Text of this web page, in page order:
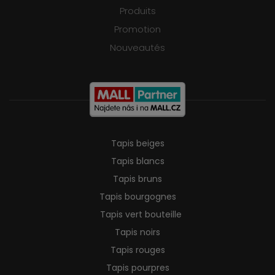
Produits
Promotion
Nouveautés
Tapis beiges
Tapis blancs
Tapis bruns
Tapis bourgognes
Tapis vert bouteille
Tapis noirs
Tapis rouges
Tapis pourpres